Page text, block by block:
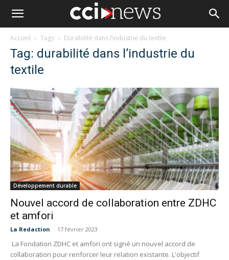
Accueil Tags Durabilité dans l’industrie du textile
Tag: durabilité dans l’industrie du
textile
Développement durable
Nouvel accord de collaboration entre ZDHC
et amfori
La Redaction - 17 février 2023
La Fondation ZDHC et amfori ont signé un nouvel accord de
collaboration pour renforcer leur relation existante. L'objectif